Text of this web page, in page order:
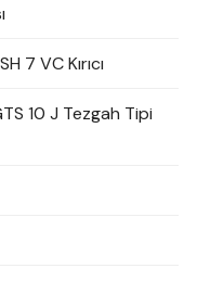
7 VC Kırıcı
10 J Tezgah Tipi